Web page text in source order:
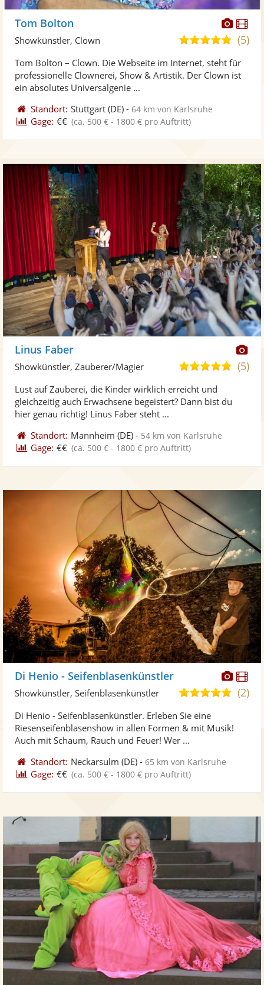
Fotos
Tom Bolton
4,9
5
(5)
Showkünstler, Clown
Tom Bolton – Clown. Die Webseite im Internet, steht für
professionelle Clownerei, Show & Artistik. Der Clown ist
ein absolutes Universalgenie ...
Standort: Stuttgart (DE) -64 km von Karlsruhe
Gage: €€ (ca. 500 € - 1800 € pro Auftritt)
Linus Faber
5,0(5)
Showkünstler, Zauberer/Magier
Lust auf Zauberei, die Kinder wirklich erreicht und
gleichzeitig auch Erwachsene begeistert? Dann bist du
hier genau richtig! Linus Faber steht ...
Standort: Mannheim (DE) - 54 km von Karlsruhe
Gage: €€ (ca. 500 € - 1800 € pro Auftritt)
Di Henio - Seifenblasenkünstler
5,0(2)
Showkünstler, Seifenblasenkünstler
Di Henio - Seifenblasenkünstler. Erleben Sie eine
Riesenseifenblasenshow in allen Formen & mit Musik!
Auch mit Schaum, Rauch und Feuer! Wer ...
Standort: Neckarsulm (DE) -65 km von Karlsruhe
Gage: €€ (ca. 500 € - 1800 € pro Auftritt)